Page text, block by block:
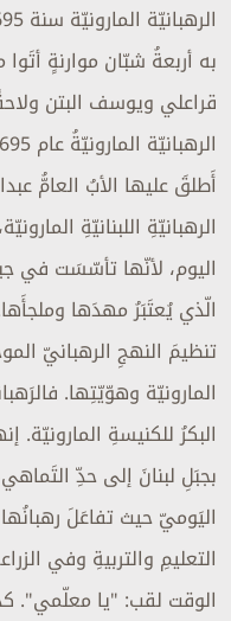
به أربعةُ شبّان موارنةٍ
قراعلي ويوسف البتن
الرهبانيّةِ اللبنانيّةِ
اليوم، لأنّها تأسّسَت في
الّذي يُعتَبَرُ مهدَها
تنظيمَ النهجِ الرهبانيّ
المارونيّة وهوّيّتِها.
البكرُ للكنيسةِ المارونيّة.
بجبَلِ لبنانَ إلى حدِّ
اليَوميّ حيث تفاعَلَ
التعليمِ والتربيةِ وفي
الوقت لقب: "يا معلّمي".